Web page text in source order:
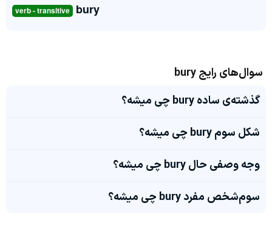
verb - transitive bury
سوال‌های رایج bury
گذشته‌ی ساده bury چی میشه؟
شکل سوم bury چی میشه؟
وجه وصفی حال bury چی میشه؟
سوم‌شخص مفرد bury چی میشه؟